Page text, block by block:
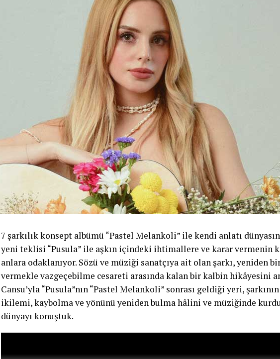
7 şarkılık konsept albümü “Pastel Melankoli” ile kendi anlatı
yeni teklisi “Pusula” ile aşkın içindeki ihtimallere ve karar vermenin
anlara odaklanıyor. Sözü ve müziği sanatçıya ait olan şarkı, yeniden
vermekle vazgeçebilme cesareti arasında kalan bir kalbin hikâyesini
Cansu’yla “Pusula”nın “Pastel Melankoli” sonrası geldiği yeri,
ikilemi, kaybolma ve yönünü yeniden bulma hâlini ve müziğinde
dünyayı konuştuk.